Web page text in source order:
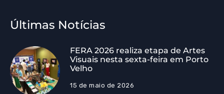
Últimas Notícias
FERA 2026 realiza etapa de Artes
Visuais nesta sexta-feira em Porto
Velho
15 de maio de 2026